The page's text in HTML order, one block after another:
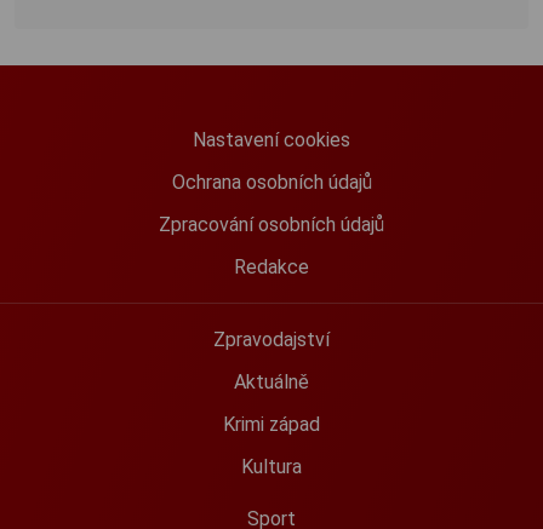
Nastavení cookies
Ochrana osobních údajů
Zpracování osobních údajů
Redakce
Zpravodajství
Aktuálně
Krimi západ
Kultura
Sport